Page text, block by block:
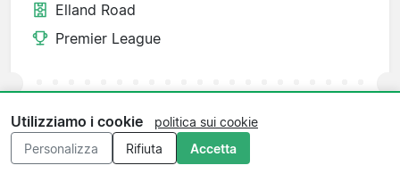
Elland Road
Premier League
Prezzo da
482 €
Utilizziamo i cookie
politica sui cookie
Personalizza
Rifiuta Accetta